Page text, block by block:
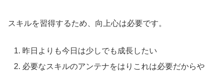
スキルを習得するため、向上心は必要です。
昨日よりも今日は少しでも成長したい
必要なスキルのアンテナをはりこれは必要だからや